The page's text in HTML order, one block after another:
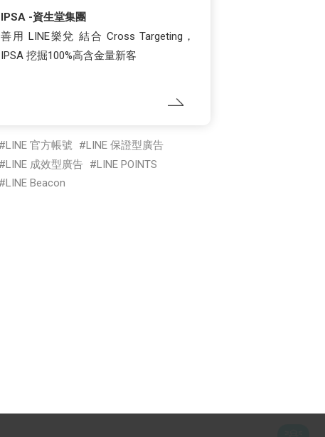
IPSA -資生堂集團
善用 LINE樂兌 結合 Cross Targeting，
IPSA 挖掘100%高含金量新客
LINE 官方帳號
LINE 保證型廣告
LINE 成效型廣告
LINE POINTS
LINE Beacon